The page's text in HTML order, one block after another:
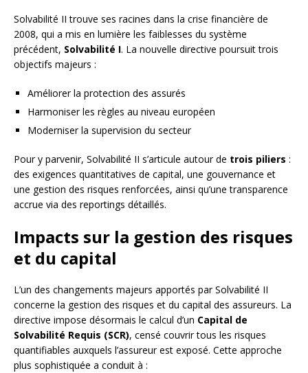
Solvabilité II trouve ses racines dans la crise financière de
2008, qui a mis en lumière les faiblesses du système
précédent, Solvabilité I. La nouvelle directive poursuit trois
objectifs majeurs :
Améliorer la protection des assurés
Harmoniser les règles au niveau européen
Moderniser la supervision du secteur
Pour y parvenir, Solvabilité II s’articule autour de trois piliers :
des exigences quantitatives de capital, une gouvernance et
une gestion des risques renforcées, ainsi qu’une transparence
accrue via des reportings détaillés.
Impacts sur la gestion des risques
et du capital
L’un des changements majeurs apportés par Solvabilité II
concerne la gestion des risques et du capital des assureurs. La
directive impose désormais le calcul d’un Capital de
Solvabilité Requis (SCR), censé couvrir tous les risques
quantifiables auxquels l’assureur est exposé. Cette approche
plus sophistiquée a conduit à :